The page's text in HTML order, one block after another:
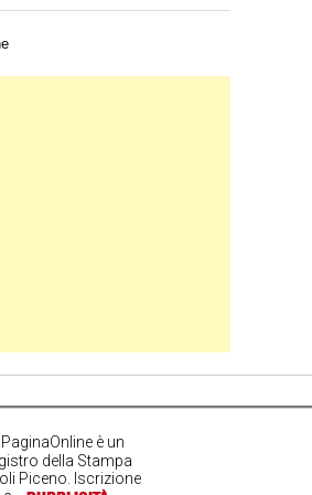
delle Marche
è un
della Stampa
Piceno. Iscrizione